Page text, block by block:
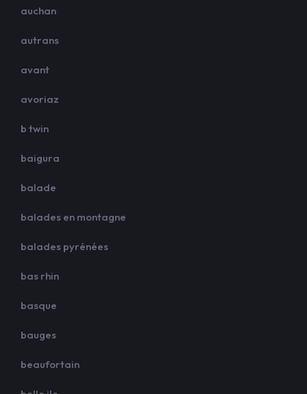
auchan
autrans
avant
avoriaz
b twin
baigura
balade
balades en montagne
balades pyrénées
bas rhin
basque
bauges
beaufortain